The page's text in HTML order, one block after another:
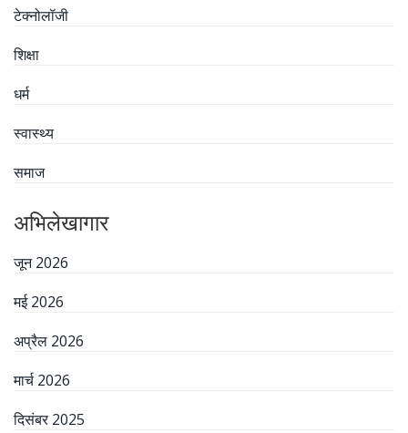
टेक्नोलॉजी
शिक्षा
धर्म
स्वास्थ्य
समाज
अभिलेखागार
जून 2026
मई 2026
अप्रैल 2026
मार्च 2026
दिसंबर 2025